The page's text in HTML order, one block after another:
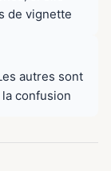
de vignette
autres sont
confusion